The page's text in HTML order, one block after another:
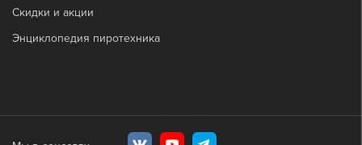
Скидки и акции
Энциклопедия пиротехника